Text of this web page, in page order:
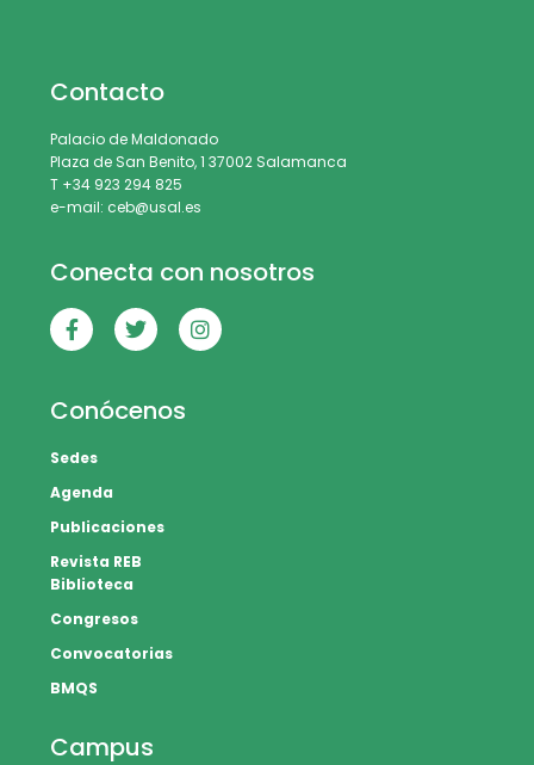
Contacto
Palacio de Maldonado
Plaza de San Benito, 1 37002 Salamanca
T +34 923 294 825
e-mail: ceb@usal.es
Conecta con nosotros
Conócenos
Sedes
Agenda
Publicaciones
Revista REB
Biblioteca
Congresos
Convocatorias
BMQS
Campus